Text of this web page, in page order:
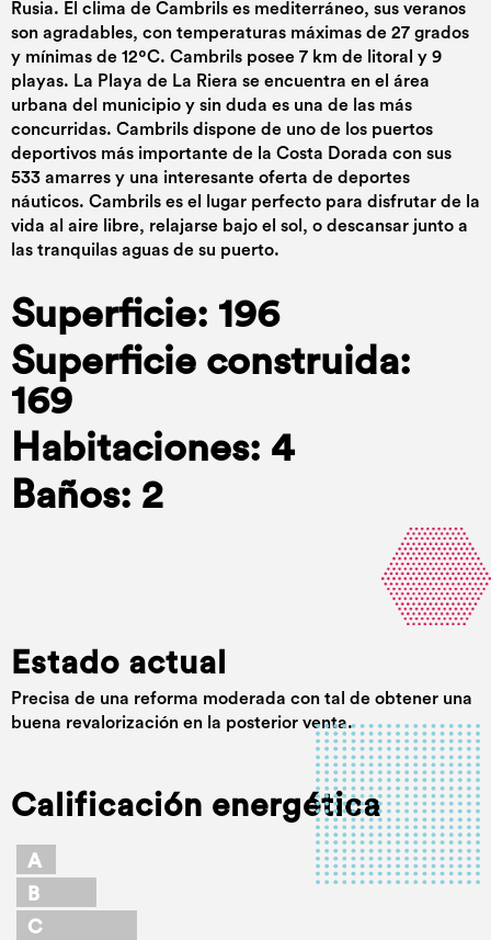
Rusia. El clima de Cambrils es mediterráneo, sus veranos
son agradables, con temperaturas máximas de 27 grados
y mínimas de 12ºC. Cambrils posee 7 km de litoral y 9
playas. La Playa de La Riera se encuentra en el área
urbana del municipio y sin duda es una de las más
concurridas. Cambrils dispone de uno de los puertos
deportivos más importante de la Costa Dorada con sus
533 amarres y una interesante oferta de deportes
náuticos. Cambrils es el lugar perfecto para disfrutar de la
vida al aire libre, relajarse bajo el sol, o descansar junto a
las tranquilas aguas de su puerto.
Superficie: 196
Superficie construida:
169
Habitaciones: 4
Baños: 2
Estado actual
Precisa de una reforma moderada con tal de obtener una
buena revalorización en la posterior venta.
Calificación energética
A
B
C